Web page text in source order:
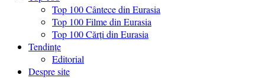
Top 100 Cântece din Eurasia
Top 100 Filme din Eurasia
Top 100 Cărți din Eurasia
Tendințe
Editorial
Despre site